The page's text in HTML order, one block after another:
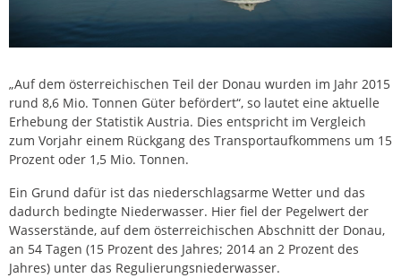
„Auf dem österreichischen Teil der Donau wurden im Jahr 2015
rund 8,6 Mio. Tonnen Güter befördert“, so lautet eine aktuelle
Erhebung der Statistik Austria. Dies entspricht im Vergleich
zum Vorjahr einem Rückgang des Transportaufkommens um 15
Prozent oder 1,5 Mio. Tonnen.
Ein Grund dafür ist das niederschlagsarme Wetter und das
dadurch bedingte Niederwasser. Hier fiel der Pegelwert der
Wasserstände, auf dem österreichischen Abschnitt der Donau,
an 54 Tagen (15 Prozent des Jahres; 2014 an 2 Prozent des
Jahres) unter das Regulierungsniederwasser.